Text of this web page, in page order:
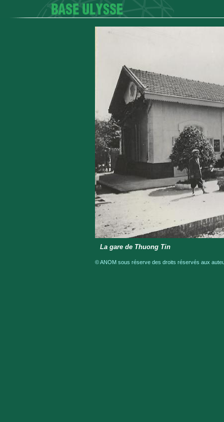
La gare de Thuong Tin
© ANOM sous réserve des droits réservés aux